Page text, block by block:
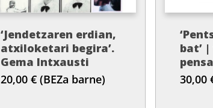
‘Jendetzaren erdian,
atxiloketari begira’.
Gema Intxausti
20,00 € (BEZa barne)
bat’
30,00